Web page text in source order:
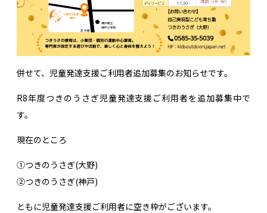
併せて、児童発達支援ご利用者追加募集のお知らせです。
R8年度つきのうさぎ児童発達支援ご利用者を追加募集中で
す。
現在のところ
①つきのうさぎ(大野)
②つきのうさぎ(神戸)
ともに児童発達支援ご利用者に空き枠がございます。